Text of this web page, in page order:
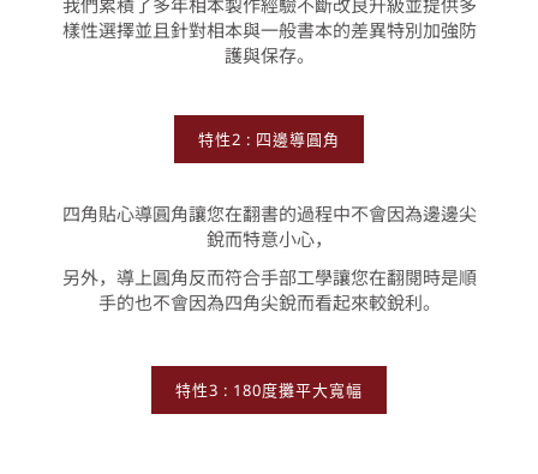
樣性選擇並且針對相本與一般書本的差異特別加強防
護與保存。
特性2 : 四邊導圓角
四角貼心導圓角讓您在翻書的過程中不會因為邊邊尖
銳而特意小心，
另外，導上圓角反而符合手部工學讓您在翻閱時是順
手的也不會因為四角尖銳而看起來較銳利。
特性3 : 180度攤平大寬幅